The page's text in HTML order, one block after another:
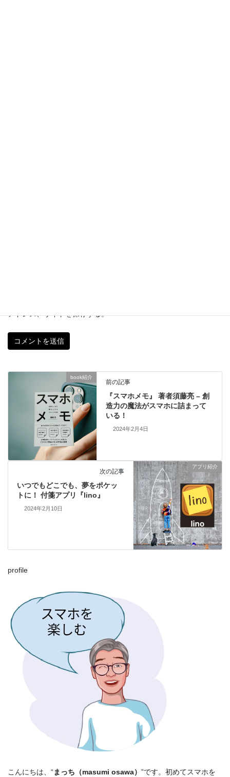
アドレス、サイトを保存する。
book紹介
前の記事
『スマホメモ』 著者須藤亮 – 創
造力の魔法がスマホに詰まって
いる！
2024年2月4日
アプリ紹介
次の記事
いつでもどこでも、夢をポケッ
トに！ 付箋アプリ『lino』
2024年2月10日
profile
こんにちは、“まっち（masumi osawa） ”です。初めてスマホを